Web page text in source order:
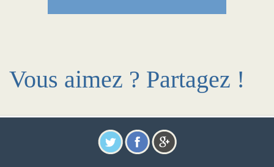
Vous aimez ? Partagez !